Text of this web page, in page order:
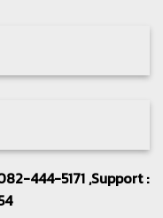
444-5171 ,Support :